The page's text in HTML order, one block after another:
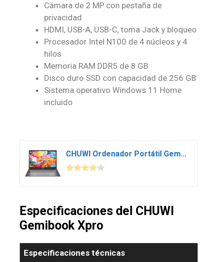
Cámara de 2 MP con pestaña de
privacidad
HDMI, USB-A, USB-C, toma Jack y bloqueo
Procesador Intel N100 de 4 núcleos y 4
hilos
Memoria RAM DDR5 de 8 GB
Disco duro SSD con capacidad de 256 GB
Sistema operativo Windows 11 Home
incluido
CHUWI Ordenador Portátil Gemibook Xpro Laptop PC 14,1 Pulgadas Windows 11 OS Intel Alder Lake N100 hasta 3,4GHz, 8GB RAM 256GB SSD, 1920 * 1080 IPS, HDMI/Full HD/WiFi 6/BT5.2
Especificaciones del CHUWI
Gemibook Xpro
Especificaciones técnicas